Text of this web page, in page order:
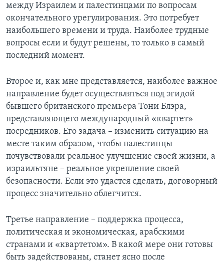
между Израилем и палестинцами по вопросам
окончательного урегулирования. Это потребует
наибольшего времени и труда. Наиболее трудные
вопросы если и будут решены, то только в самый
последний момент.
Второе и, как мне представляется, наиболее важное
направление будет осуществляться под эгидой
бывшего британского премьера Тони Блэра,
представляющего международный «квартет»
посредников. Его задача – изменить ситуацию на
месте таким образом, чтобы палестинцы
почувствовали реальное улучшение своей жизни, а
израильтяне – реальное укрепление своей
безопасности. Если это удастся сделать, договорный
процесс значительно облегчится.
Третье направление – поддержка процесса,
политическая и экономическая, арабскими
странами и «квартетом». В какой мере они готовы
быть задействованы, станет ясно после